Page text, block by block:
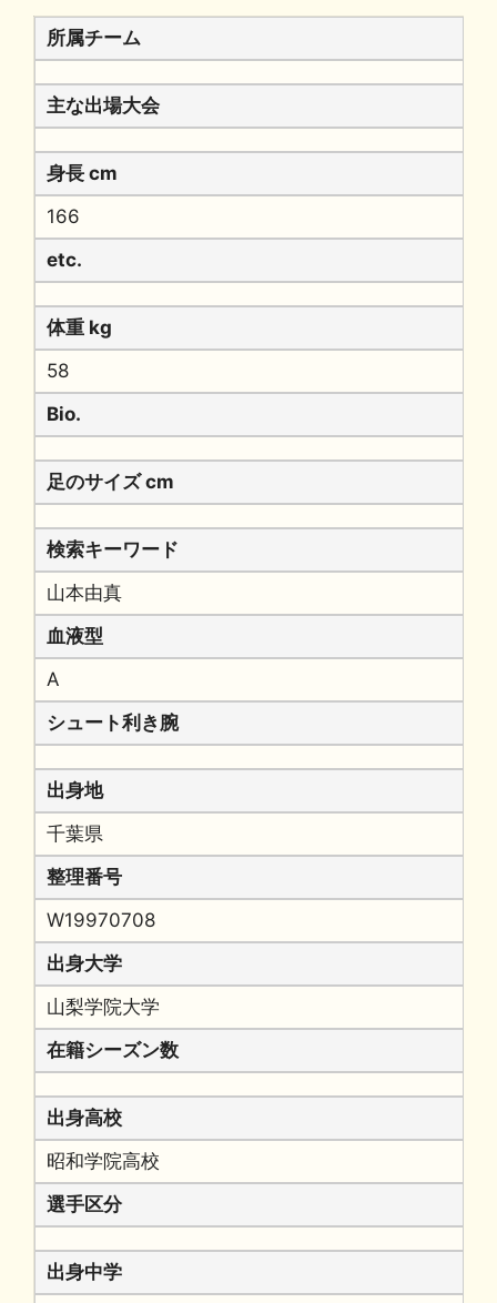
所属チーム
主な出場大会
身長 cm
166
etc.
体重 kg
58
Bio.
足のサイズ cm
検索キーワード
山本由真
血液型
A
シュート利き腕
出身地
千葉県
整理番号
W19970708
出身大学
山梨学院大学
在籍シーズン数
出身高校
昭和学院高校
選手区分
出身中学